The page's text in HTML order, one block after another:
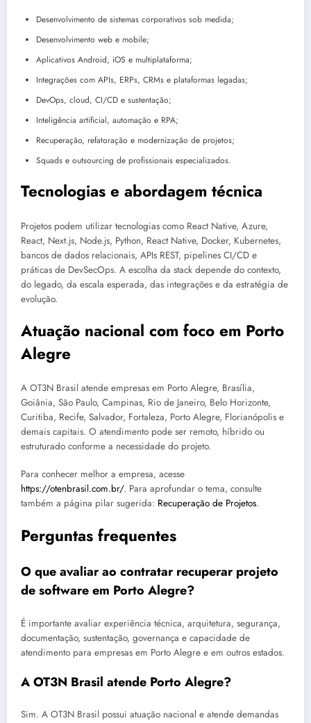
Desenvolvimento de sistemas corporativos sob medida;
Desenvolvimento web e mobile;
Aplicativos Android, iOS e multiplataforma;
Integrações com APIs, ERPs, CRMs e plataformas legadas;
DevOps, cloud, CI/CD e sustentação;
Inteligência artificial, automação e RPA;
Recuperação, refatoração e modernização de projetos;
Squads e outsourcing de profissionais especializados.
Tecnologias e abordagem técnica
Projetos podem utilizar tecnologias como React Native, Azure,
React, Next.js, Node.js, Python, React Native, Docker, Kubernetes,
bancos de dados relacionais, APIs REST, pipelines CI/CD e
práticas de DevSecOps. A escolha da stack depende do contexto,
do legado, da escala esperada, das integrações e da estratégia de
evolução.
Atuação nacional com foco em Porto
Alegre
A OT3N Brasil atende empresas em Porto Alegre, Brasília,
Goiânia, São Paulo, Campinas, Rio de Janeiro, Belo Horizonte,
Curitiba, Recife, Salvador, Fortaleza, Porto Alegre, Florianópolis e
demais capitais. O atendimento pode ser remoto, híbrido ou
estruturado conforme a necessidade do projeto.
Para conhecer melhor a empresa, acesse
https://otenbrasil.com.br/. Para aprofundar o tema, consulte
também a página pilar sugerida: Recuperação de Projetos.
Perguntas frequentes
O que avaliar ao contratar recuperar projeto
de software em Porto Alegre?
É importante avaliar experiência técnica, arquitetura, segurança,
documentação, sustentação, governança e capacidade de
atendimento para empresas em Porto Alegre e em outros estados.
A OT3N Brasil atende Porto Alegre?
Sim. A OT3N Brasil possui atuação nacional e atende demandas